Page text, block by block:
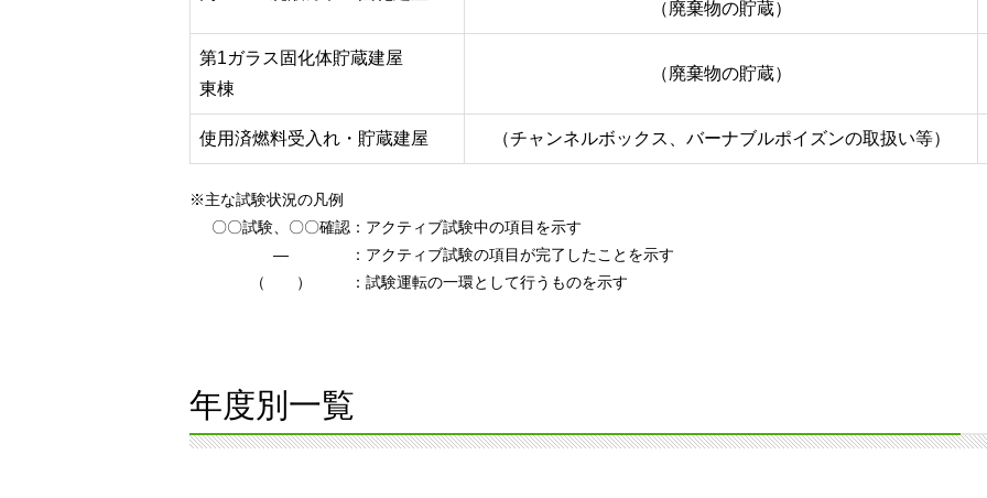
（廃棄物の貯蔵）
第1ガラス固化体貯蔵建屋
東棟
（廃棄物の貯蔵）
使用済燃料受入れ・貯蔵建屋 （チャンネルボックス、バーナブルポイズンの取扱い等）
※主な試験状況の凡例
〇〇試験、〇〇確認 ：アクティブ試験中の項目を示す
―
：アクティブ試験の項目が完了したことを示す
（ ）
：試験運転の一環として行うものを示す
年度別一覧